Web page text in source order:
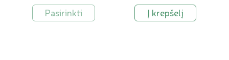
Pasirinkti Į krepšelį